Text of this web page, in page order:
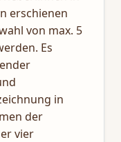
erschienen
von max. 5
Es
in
der
vier